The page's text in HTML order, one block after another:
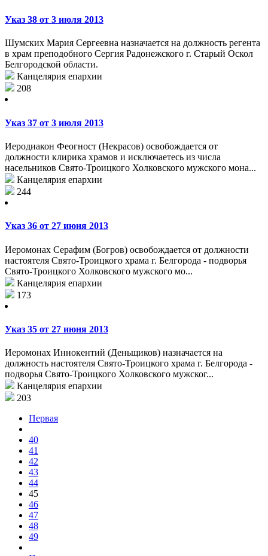
Указ 38 от 3 июля 2013
Шумских Мария Сергеевна назначается на должность регента
в храм преподобного Сергия Радонежского г. Старый Оскол
Белгородской области.
Канцелярия епархии
208
Указ 37 от 3 июля 2013
Иеродиакон Феогност (Некрасов) освобождается от
должности клирика храмов и исключаетесь из числа
насельников Свято-Троицкого Холковского мужского мона...
Канцелярия епархии
244
Указ 36 от 27 июня 2013
Иеромонах Серафим (Богров) освобождается от должности
настоятеля Свято-Троицкого храма г. Белгорода - подворья
Свято-Троицкого Холковского мужского мо...
Канцелярия епархии
173
Указ 35 от 27 июня 2013
Иеромонах Иннокентий (Деньщиков) назначается на
должность настоятеля Свято-Троицкого храма г. Белгорода -
подворья Свято-Троицкого Холковского мужског...
Канцелярия епархии
203
Первая
40
41
42
43
44
45
46
47
48
49